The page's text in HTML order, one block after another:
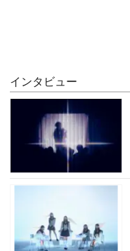
インタビュー